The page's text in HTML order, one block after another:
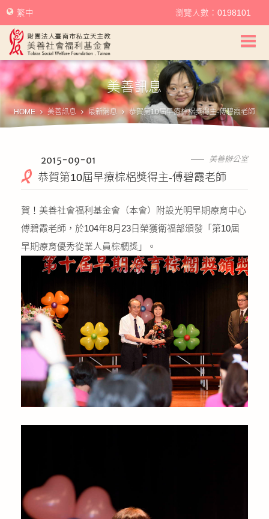
美善社會福利基金會首頁
關於美善
美善服務
幫助美善
捐款徵信
聯絡我們
友善連結
網站地圖
繁中 瀏覽人數：0198101
美善訊息
HOME 美善訊息 最新消息 恭賀第10屆早療棕梠獎得主-傅碧霞老師
美善辦公室
2015-09-01
恭賀第10屆早療棕梠獎得主-傅碧霞老師
賀！美善社會福利基金會（本會）附設光明早期療育中心
傅碧霞老師，於104年8月23日榮獲衛福部頒發「第10屆
早期療育優秀從業人員棕櫚獎」。